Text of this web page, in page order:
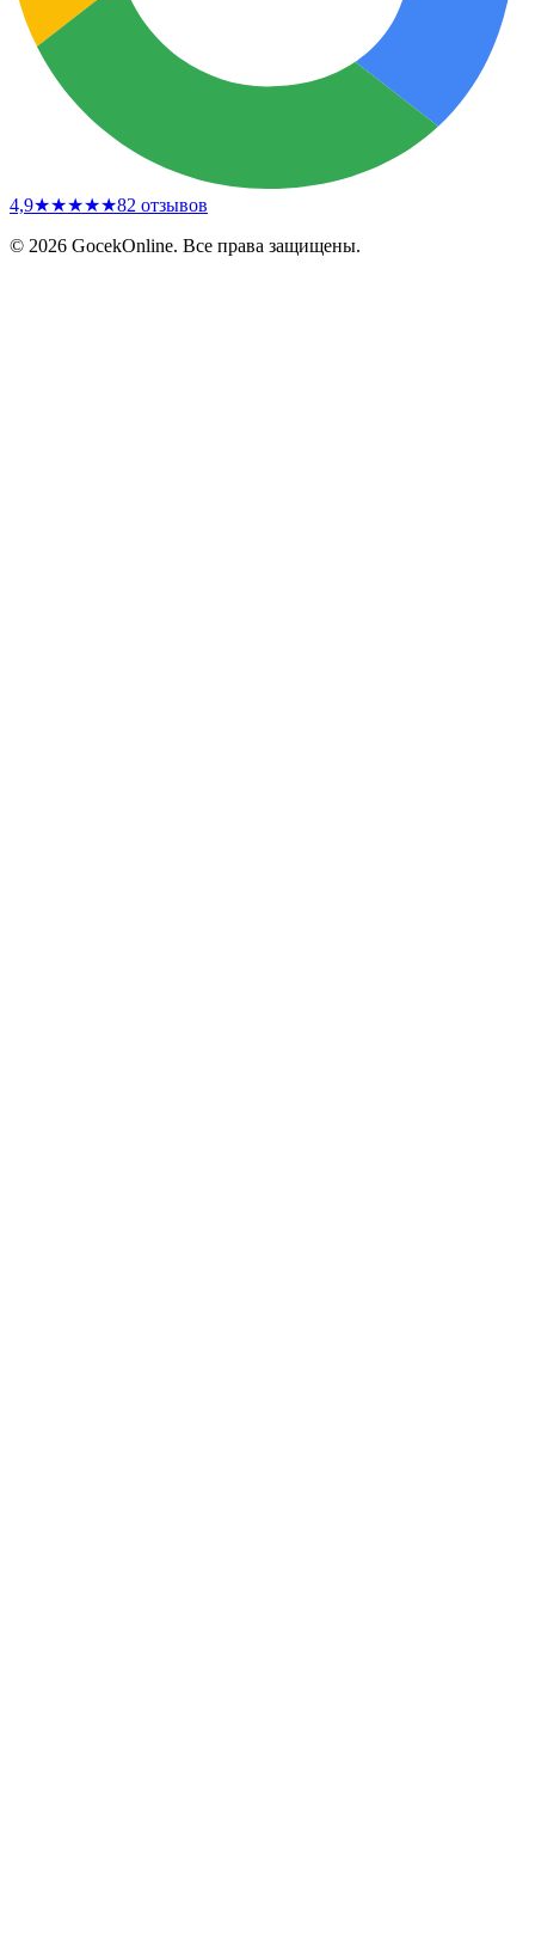
4,9★★★★★82 отзывов
© 2026 GocekOnline. Все права защищены.